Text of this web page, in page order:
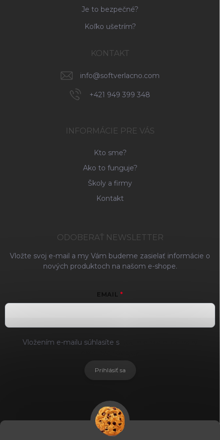
Je to bezpečné?
Koľko ušetrím?
KONTAKT
info@softverlacno.com
+421 949 399 348
INFORMÁCIE PRE VÁS
Kto sme?
Ako to funguje?
Školy a firmy
Kontakt
ODOBERAŤ NEWSLETTER
Vložte svoj e-mail a my Vám budeme zasielať informácie o
nových produktoch na našom e-shope.
EMAIL
Vložením e-mailu súhlasíte s
Prihlásiť sa